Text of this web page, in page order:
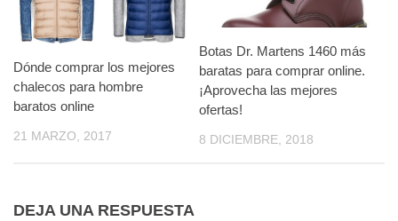
Dónde comprar los mejores
chalecos para hombre
baratos online
21 MARZO, 2017
Botas Dr. Martens 1460 más
baratas para comprar online.
¡Aprovecha las mejores
ofertas!
8 DICIEMBRE, 2018
DEJA UNA RESPUESTA